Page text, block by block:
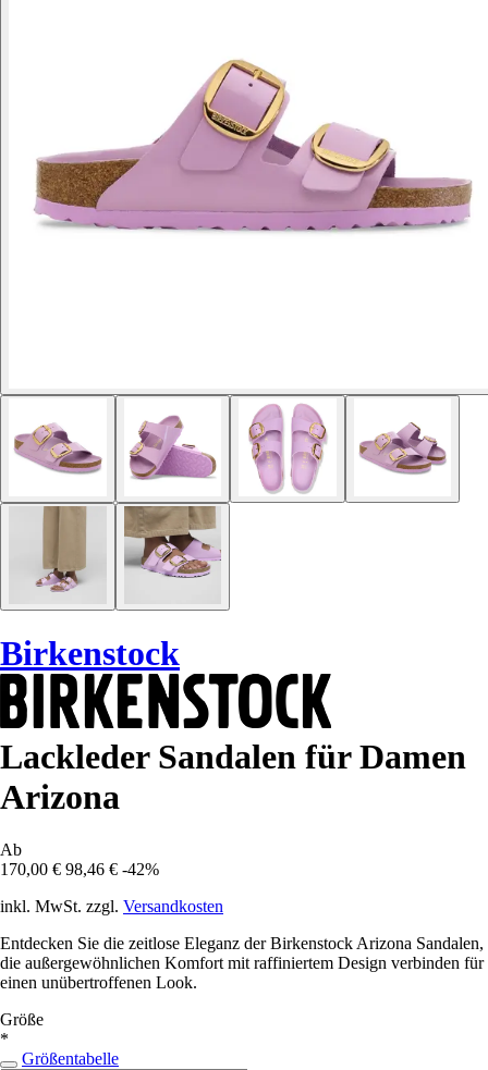
Birkenstock
Lackleder Sandalen für Damen
Arizona
Ab
170,00 € 98,46 € -42%
inkl. MwSt. zzgl. Versandkosten
Entdecken Sie die zeitlose Eleganz der Birkenstock Arizona Sandalen,
die außergewöhnlichen Komfort mit raffiniertem Design verbinden für
einen unübertroffenen Look.
Größe
*
Größentabelle